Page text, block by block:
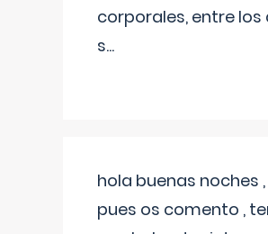
corporales, entre los
s...
hola buenas noches ,
pues os comento ,